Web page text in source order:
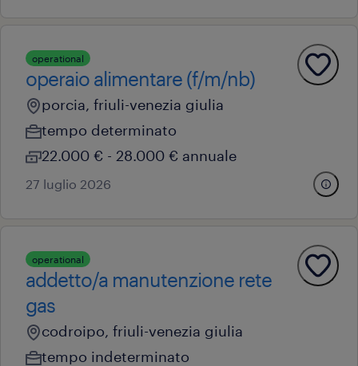
operational
operaio alimentare (f/m/nb)
porcia, friuli-venezia giulia
tempo determinato
22.000 € - 28.000 € annuale
27 luglio 2026
operational
addetto/a manutenzione rete
gas
codroipo, friuli-venezia giulia
tempo indeterminato